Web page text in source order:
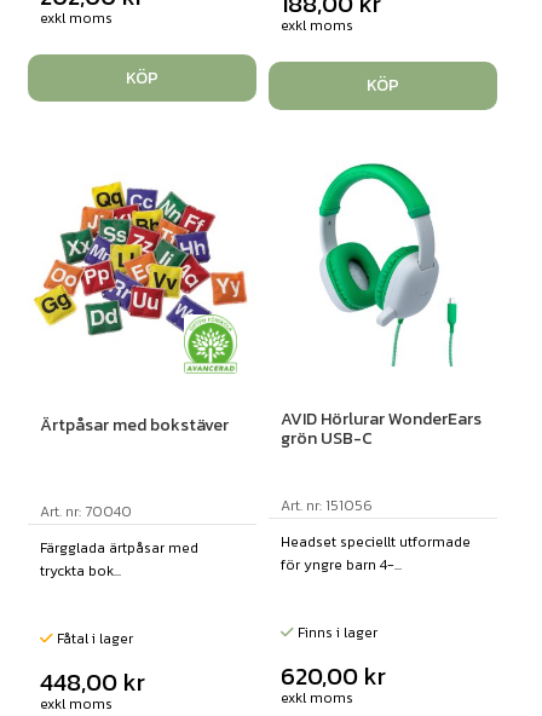
exkl moms
KÖP
exkl moms
KÖP
Ärtpåsar med bokstäver
Art. nr: 70040
Färgglada ärtpåsar med
tryckta bok...
Fåtal i lager
448,00 kr
exkl moms
AVID Hörlurar WonderEars
grön USB-C
Art. nr: 151056
Headset speciellt utformade
för yngre barn 4-...
Finns i lager
620,00 kr
exkl moms